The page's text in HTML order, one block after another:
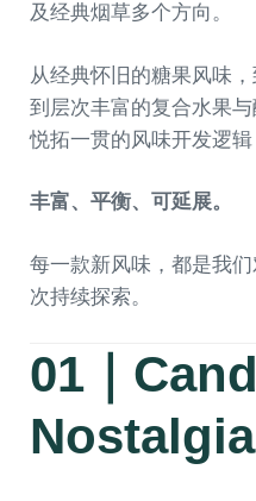
及经典烟草多个方向。
从经典怀旧的糖果风味
到层次丰富的复合水果
悦拓一贯的风味开发逻辑
丰富、平衡、可延展。
每一款新风味，都是我
次持续探索。
01｜